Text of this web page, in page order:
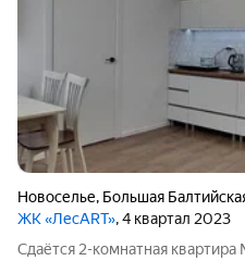
Новоселье, Большая
ЖК «ЛесART», 4 квартал 2023
Сдаётся 2-комнатная